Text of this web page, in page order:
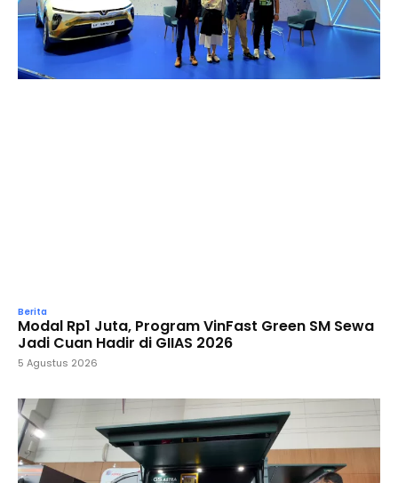
Berita
Modal Rp1 Juta, Program VinFast Green SM Sewa
Jadi Cuan Hadir di GIIAS 2026
5 Agustus 2026